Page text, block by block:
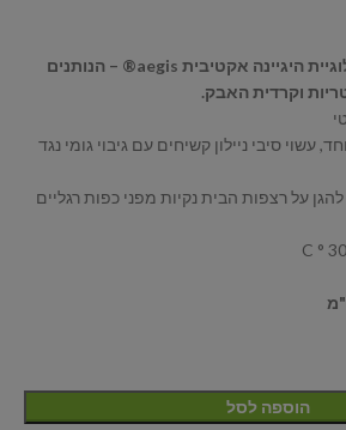
* כל סיב מטופל בטכנולוגיית היגיינה אקטיבית aegis® – הנותנים
וקרדית האבק.
עשוי סיבי ניילון קשיחים עם גיבוי גומי נגד
על רצפות הבית נקיות מפני כפות רגליים
הוספה לסל